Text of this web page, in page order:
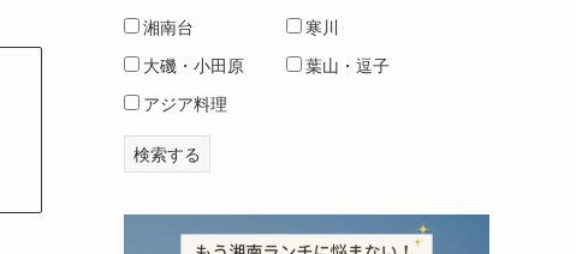
湘南台
寒川
大磯・小田原
葉山・逗子
アジア料理